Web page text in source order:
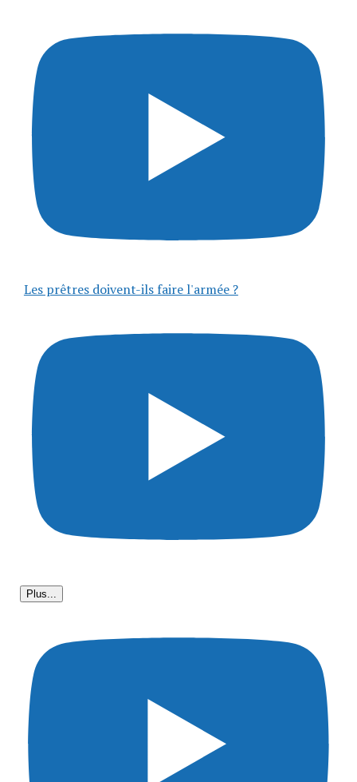
Les prêtres doivent-ils faire l'armée ?
Plus...